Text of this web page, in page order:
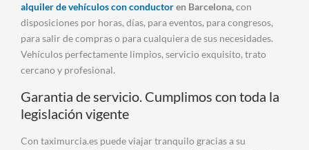
alquiler de vehículos con conductoren Barcelona,con
disposiciones por horas, días, para eventos, para congresos,
para salir de compras o para cualquiera de sus necesidades.
Vehículos perfectamente limpios, servicio exquisito, trato
cercano y profesional.
Garantia de servicio. Cumplimos con toda la
legislación vigente
Con taximurcia.es puede viajar tranquilo gracias a su